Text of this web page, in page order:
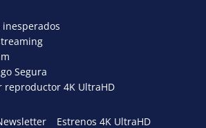
inesperados
Segura
reproductor 4K UltraHD
Estrenos 4K UltraHD